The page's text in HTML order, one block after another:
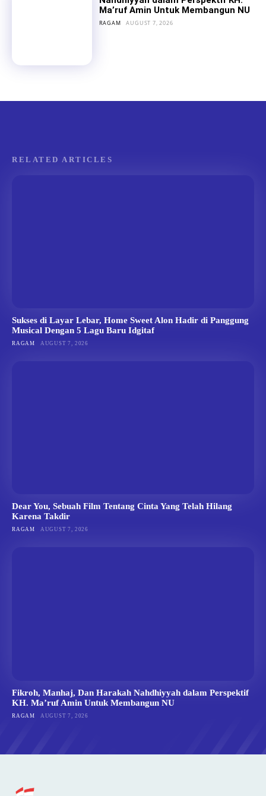
Ma’ruf Amin Untuk Membangun NU
RAGAM AUGUST 7, 2026
RELATED ARTICLES
Sukses di Layar Lebar, Home Sweet Alon Hadir di Panggung
Musical Dengan 5 Lagu Baru Idgitaf
RAGAM AUGUST 7, 2026
Dear You, Sebuah Film Tentang Cinta Yang Telah Hilang
Karena Takdir
RAGAM AUGUST 7, 2026
Fikroh, Manhaj, Dan Harakah Nahdhiyyah dalam Perspektif
KH. Ma’ruf Amin Untuk Membangun NU
RAGAM AUGUST 7, 2026